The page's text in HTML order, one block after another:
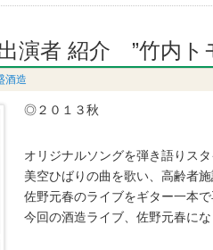
演者 紹介 ”竹内ト
酒造
◎２０１３秋
オリジナルソングを弾き語りス
美空ひばりの曲を歌い、高齢者施
佐野元春のライブをギター一本
今回の酒造ライブ、佐野元春にな